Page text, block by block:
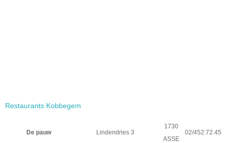
Restaurants Kobbegem
De pauw Lindendries 3
1730
ASSE
02/452.72.45